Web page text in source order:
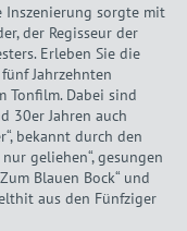
Inszenierung sorgte mit
der Regisseur der
Erleben Sie die
Jahrzehnten
Tonfilm. Dabei sind
30er Jahren auch
bekannt durch den
geliehen“, gesungen
Blauen Bock“ und
aus den Fünfziger